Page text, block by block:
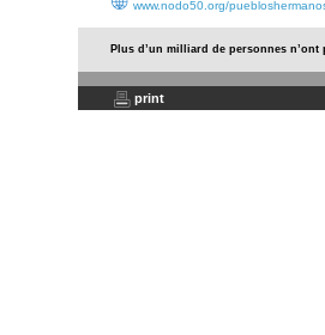
www.nodo50.org/
Plus d’un milliard de personnes n’ont
print